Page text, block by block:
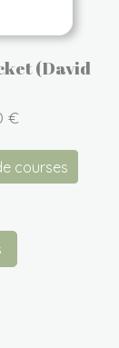
(David
€
courses